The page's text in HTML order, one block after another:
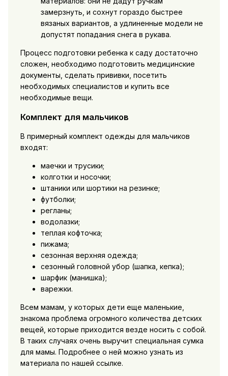
замерзнуть, и сохнут гораздо быстрее
вязаных вариантов, а удлиненные модели не
допустят попадания снега в рукава.
Процесс подготовки ребенка к саду достаточно
сложен, необходимо подготовить медицинские
документы, сделать прививки, посетить
необходимых специалистов и купить все
необходимые вещи.
Комплект для мальчиков
В примерный комплект одежды для мальчиков
входят:
маечки и трусики;
колготки и носочки;
штаники или шортики на резинке;
футболки;
регланы;
водолазки;
теплая кофточка;
пижама;
сезонная верхняя одежда;
сезонный головной убор (шапка, кепка);
шарфик (манишка);
варежки.
Всем мамам, у которых дети еще маленькие,
знакома проблема огромного количества детских
вещей, которые приходится везде носить с собой.
В таких случаях очень выручит специальная сумка
для мамы. Подробнее о ней можно узнать из
материала по нашей ссылке.